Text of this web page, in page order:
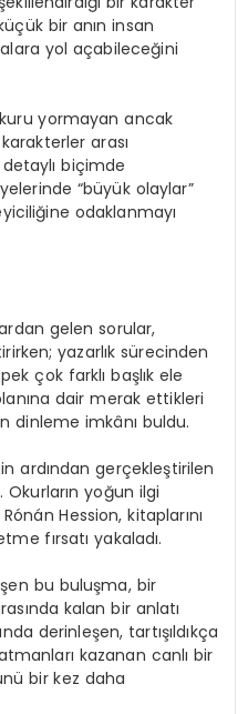
bir anın insan
yol açabileceğini
yormayan ancak
arası
biçimde
“büyük olaylar”
odaklanmayı
gelen sorular,
yazarlık sürecinden
çok farklı başlık ele
dair merak ettikleri
dinleme imkânı buldu.
ardından gerçekleştirilen
yoğun ilgi
Hession, kitaplarını
fırsatı yakaladı.
bu buluşma, bir
kalan bir anlatı
derinleşen, tartışıldıkça
kazanan canlı bir
bir kez daha